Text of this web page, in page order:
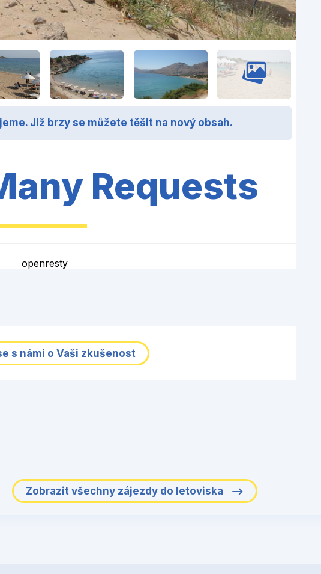
Již brzy se můžete těšit na nový obsah.
Requests
openresty
s námi o Vaši zkušenost
Zobrazit všechny zájezdy do letoviska